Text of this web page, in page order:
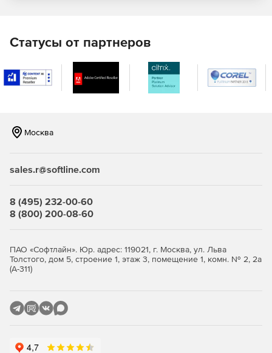
Статусы от партнеров
Москва
sales.r@softline.com
8 (495) 232-00-60
8 (800) 200-08-60
ПАО «Софтлайн». Юр. адрес: 119021, г. Москва, ул. Льва
Толстого, дом 5, строение 1, этаж 3, помещение 1, комн. № 2, 2а
(А-311)